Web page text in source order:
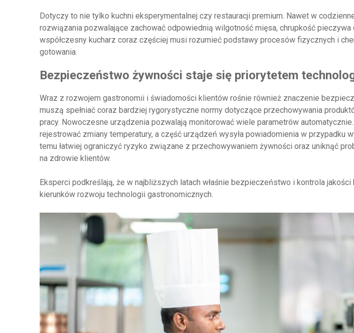
Dotyczy to nie tylko kuchni eksperymentalnej czy restauracji premium. Nawet w
rozwiązania pozwalające zachować odpowiednią wilgotność mięsa, chrupkość pieczywa
współczesny kucharz coraz częściej musi rozumieć podstawy procesów fizycznych i
gotowania.
Bezpieczeństwo żywności staje się priorytetem
Wraz z rozwojem gastronomii i świadomości klientów rośnie również znaczenie
muszą spełniać coraz bardziej rygorystyczne normy dotyczące przechowywania
pracy. Nowoczesne urządzenia pozwalają monitorować wiele parametrów
rejestrować zmiany temperatury, a część urządzeń wysyła powiadomienia w przypadku
temu łatwiej ograniczyć ryzyko związane z przechowywaniem żywności oraz uniknąć
na zdrowie klientów.
Eksperci podkreślają, że w najbliższych latach właśnie bezpieczeństwo i kontrola jakości
kierunków rozwoju technologii gastronomicznych.